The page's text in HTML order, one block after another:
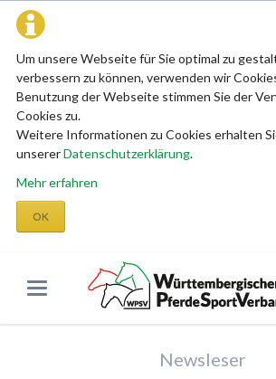
Um unsere Webseite für Sie optimal zu
verbessern zu können, verwenden wir
Benutzung der Webseite stimmen Sie der
Cookies zu.
Weitere Informationen zu Cookies erhalten
unsererDatenschutzerklärung.
Mehr erfahren
OK
Newsleser